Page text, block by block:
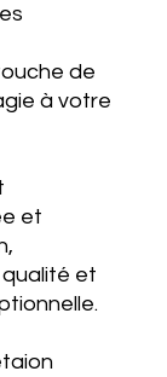
de
à votre
et
et